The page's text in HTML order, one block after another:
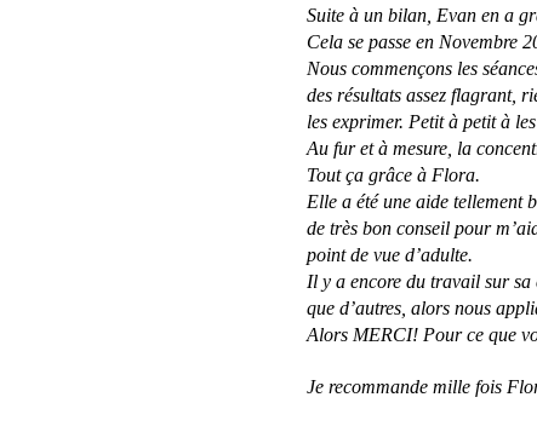
Suite à un bilan, Evan en a
Cela se passe en Novembre
Nous commençons les
des résultats assez flagrant,
les exprimer. Petit à petit à
Au fur et à mesure, la
Tout ça grâce à Flora.
Elle a été une aide tellement
de très bon conseil pour
point de vue d’adulte.
Il y a encore du travail sur
que d’autres, alors nous
Alors MERCI! Pour ce que
Je recommande mille fois